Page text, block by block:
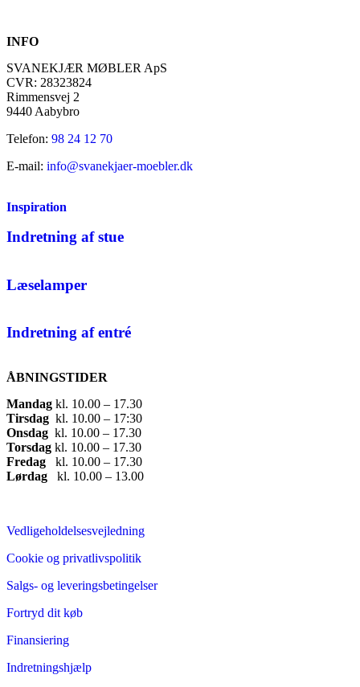
INFO
SVANEKJÆR MØBLER ApS
CVR: 28323824
Rimmensvej 2
9440 Aabybro
Telefon: 98 24 12 70
E-mail: info@svanekjaer-moebler.dk
Inspiration
Indretning af stue
Læselamper
Indretning af entré
ÅBNINGSTIDER
Mandag ​ kl. 10.00 – 17.30​
Tirsdag ​ kl. 10.00 – 17:30​
Onsdag ​ kl. 10.00 – 17.30​
Torsdag ​ kl. 10.00 – 17.30​
Fredag ​ kl. 10.00 – 17.30​
Lørdag ​ kl. 10.00 – 13.00
Vedligeholdelsesvejledning
Cookie og privatlivspolitik
Salgs- og leveringsbetingelser
Fortryd dit køb
Finansiering
Indretningshjælp